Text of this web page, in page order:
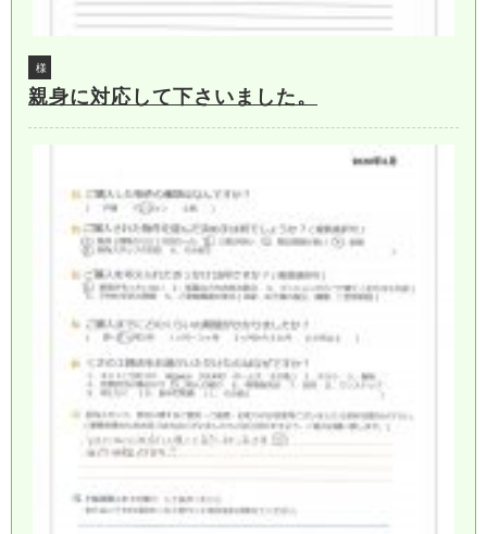
様
親身に対応して下さいました。